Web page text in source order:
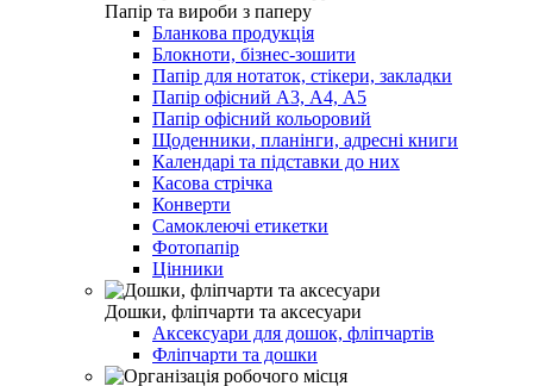
Папір та вироби з паперу
Бланкова продукція
Блокноти, бізнес-зошити
Папір для нотаток, стікери, закладки
Папір офісний А3, А4, А5
Папір офісний кольоровий
Щоденники, планінги, адресні книги
Календарі та підставки до них
Касова стрічка
Конверти
Самоклеючі етикетки
Фотопапір
Цінники
Дошки, фліпчарти та аксесуари
Аксексуари для дошок, фліпчартів
Фліпчарти та дошки